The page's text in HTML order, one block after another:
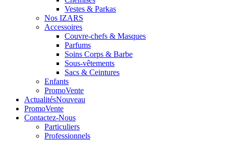
Vestes & Parkas
Nos IZARS
Accessoires
Couvre-chefs & Masques
Parfums
Soins Corps & Barbe
Sous-vêtements
Sacs & Ceintures
Enfants
PromoVente
ActualitésNouveau
PromoVente
Contactez-Nous
Particuliers
Professionnels